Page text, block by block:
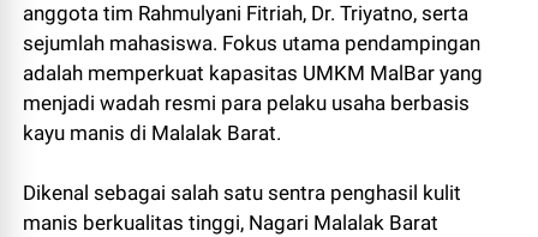
anggota tim Rahmulyani Fitriah, Dr. Triyatno, serta
sejumlah mahasiswa. Fokus utama pendampingan
adalah memperkuat kapasitas UMKM MalBar yang
menjadi wadah resmi para pelaku usaha berbasis
kayu manis di Malalak Barat.
Dikenal sebagai salah satu sentra penghasil kulit
manis berkualitas tinggi, Nagari Malalak Barat